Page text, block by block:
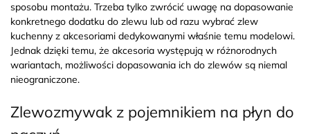
sposobu montażu. Trzeba tylko zwrócić uwagę na dopasowanie
konkretnego dodatku do zlewu lub od razu wybrać zlew
kuchenny z akcesoriami dedykowanymi właśnie temu modelowi.
Jednak dzięki temu, że akcesoria występują w różnorodnych
wariantach, możliwości dopasowania ich do zlewów są niemal
nieograniczone.
Zlewozmywak z pojemnikiem na płyn do